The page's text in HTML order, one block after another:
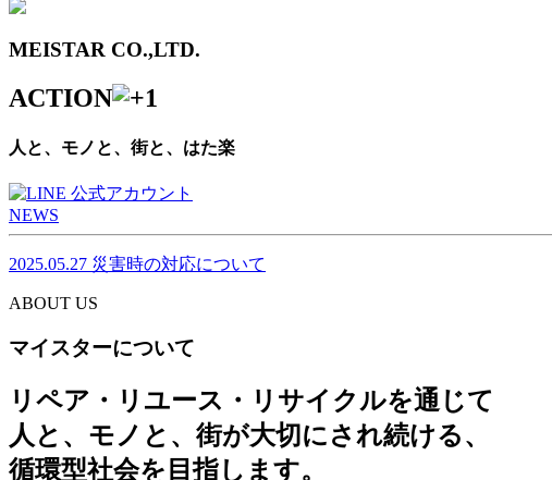
MEISTAR CO.,LTD.
ACTION
人と、モノと、街と、はた楽
NEWS
2025.05.27 災害時の対応について
ABOUT US
マイスターについて
リペア・リユース・リサイクルを通じて
人と、モノと、街が大切にされ続ける、
循環型社会を目指します。